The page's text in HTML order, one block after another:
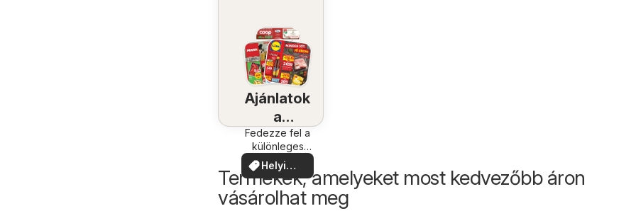
Ajánlatok
a
közelében
Fedezze fel a
különleges
ajánlatokat
Helyi
ajánlatok
Termékek, amelyeket most kedvezőbb áron
vásárolhat meg